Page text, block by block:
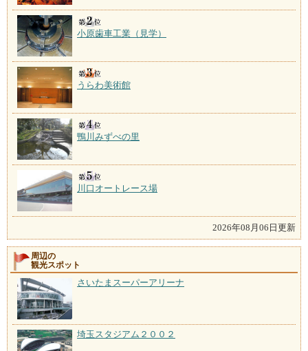
小原歯車工業（見学）
うらわ美術館
鴨川みずべの里
川口オートレース場
2026年08月06日更新
周辺の
観光スポット
さいたまスーパーアリーナ
埼玉スタジアム２００２